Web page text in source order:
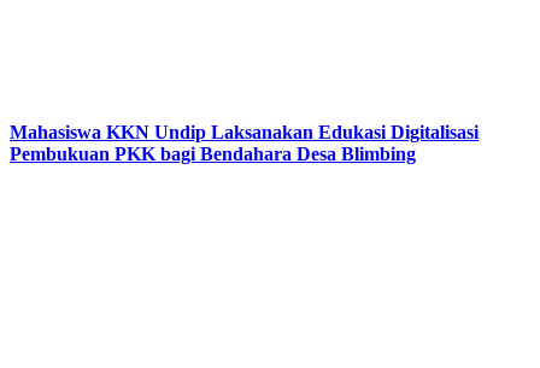
Mahasiswa KKN Undip Laksanakan Edukasi Digitalisasi
Pembukuan PKK bagi Bendahara Desa Blimbing